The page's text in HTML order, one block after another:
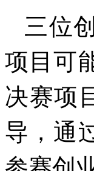
三位
项目可
决赛项
导，通